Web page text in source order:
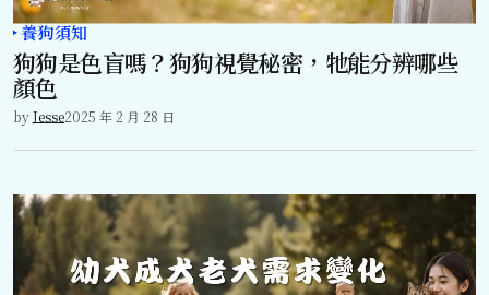
養狗須知
狗狗是色盲嗎？狗狗視覺秘密，牠能分辨哪些
顏色
byJesse2025 年 2 月 28 日